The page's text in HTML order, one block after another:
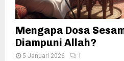
Mengapa Dosa
Diampuni Allah?
5 Januari 2026 1